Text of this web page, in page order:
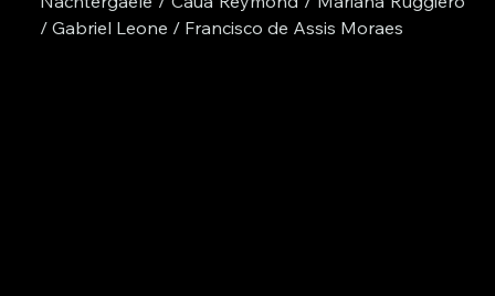
/ Gabriel Leone / Francisco de Assis Moraes